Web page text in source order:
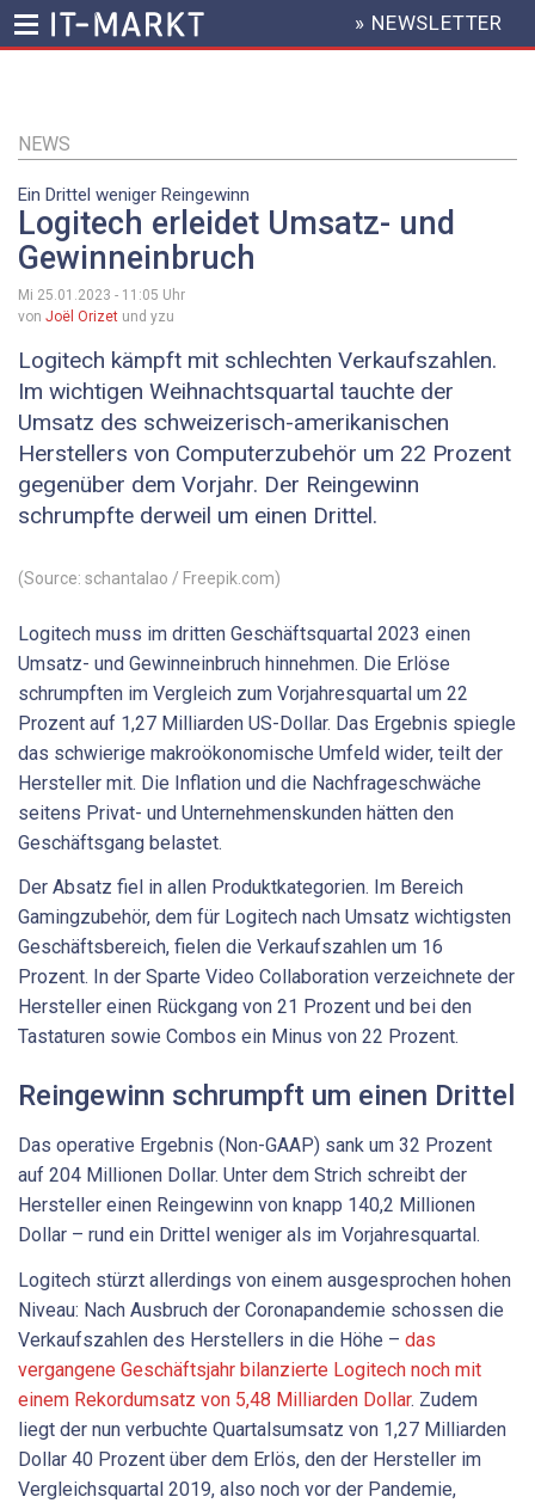
Inhalt
HEADER
MENU
» NEWSLETTER
NEWS
Ein Drittel weniger Reingewinn
Logitech erleidet Umsatz- und
Gewinneinbruch
Mi 25.01.2023 - 11:05 Uhr
von Joël Orizet und yzu
Logitech kämpft mit schlechten Verkaufszahlen.
Im wichtigen Weihnachtsquartal tauchte der
Umsatz des schweizerisch-amerikanischen
Herstellers von Computerzubehör um 22 Prozent
gegenüber dem Vorjahr. Der Reingewinn
schrumpfte derweil um einen Drittel.
(Source: schantalao / Freepik.com)
Logitech muss im dritten Geschäftsquartal 2023 einen
Umsatz- und Gewinneinbruch hinnehmen. Die Erlöse
schrumpften im Vergleich zum Vorjahresquartal um 22
Prozent auf 1,27 Milliarden US-Dollar. Das Ergebnis spiegle
das schwierige makroökonomische Umfeld wider, teilt der
Hersteller mit. Die Inflation und die Nachfrageschwäche
seitens Privat- und Unternehmenskunden hätten den
Geschäftsgang belastet.
Der Absatz fiel in allen Produktkategorien. Im Bereich
Gamingzubehör, dem für Logitech nach Umsatz wichtigsten
Geschäftsbereich, fielen die Verkaufszahlen um 16
Prozent. In der Sparte Video Collaboration verzeichnete der
Hersteller einen Rückgang von 21 Prozent und bei den
Tastaturen sowie Combos ein Minus von 22 Prozent.
Reingewinn schrumpft um einen Drittel
Das operative Ergebnis (Non-GAAP) sank um 32 Prozent
auf 204 Millionen Dollar. Unter dem Strich schreibt der
Hersteller einen Reingewinn von knapp 140,2 Millionen
Dollar – rund ein Drittel weniger als im Vorjahresquartal.
Logitech stürzt allerdings von einem ausgesprochen hohen
Niveau: Nach Ausbruch der Coronapandemie schossen die
Verkaufszahlen des Herstellers in die Höhe – das
vergangene Geschäftsjahr bilanzierte Logitech noch mit
einem Rekordumsatz von 5,48 Milliarden Dollar. Zudem
liegt der nun verbuchte Quartalsumsatz von 1,27 Milliarden
Dollar 40 Prozent über dem Erlös, den der Hersteller im
Vergleichsquartal 2019, also noch vor der Pandemie,